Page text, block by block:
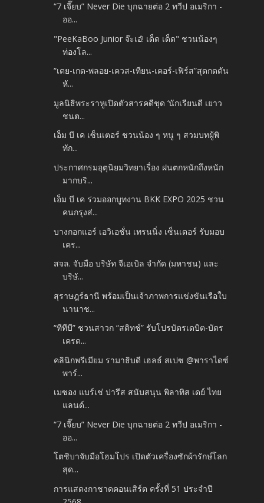
“7 เจี๊ยบ” Never Die บุกฉายต่อ 2 ทวีป อเมริกา -
ออ...
"PeeKaBoo Junior จ๊ะเอ๋! เด็ด เด็ด" ชวนน้องๆ
ท่องโล...
“เตย-เกด-พลอย-เควส-เทียน-เคอร์-เฟิร์ส”สุดกดดัน
หั...
มูลนิธิพระราหูเปิดตัวสารคดีชุด ‘นักเรียนดี เยาว
ชนต...
เอ็ม บี เค เซ็นเตอร์ ชวนน้อง ๆ หนู ๆ สวมบทผู้พิ
ทัก...
ประกาศกรมอุตุนิยมวิทยาเรื่อง ฝนตกหนักถึงหนัก
มากบริ...
เอ็ม บี เค ร่วมออกบูทงาน BKK EXPO 2025 ชวน
คนกรุงส่...
บางกอกแอร์ เอวิเอชั่น เทรนนิ่ง เซ็นเตอร์ รับมอบ
เคร...
สจล. จับมือ บริษัท จีเอเบิล จำกัด (มหาชน) และ
บริษั...
สุราษฎร์ธานี พร้อมเป็นเจ้าภาพการแข่งขันเรือใบ
นานาช...
“ทีทีบี” ชวนสาวก “สติทช์” รับโปรบัตรเดบิต-บัตร
เครด...
คลินิกพรีเมียม รามาธิบดี เฮลธ์ สเปซ @พาราไดซ์
พาร์...
เมซอง แบร์เช่ ปารีส สนับสนุน พิลาทิส เดย์ ไทย
แลนด์...
“7 เจี๊ยบ” Never Die บุกฉายต่อ 2 ทวีป อเมริกา -
ออ...
โตชิบาจับมือโฮมโปร เปิดตัวเครื่องซักผ้ารักษ์โลก
สุด...
การแสดงกาชาดคอนเสิร์ต ครั้งที่ 51 ประจำปี